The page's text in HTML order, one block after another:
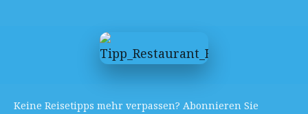
Keine Reisetipps mehr verpassen? Abonnieren Sie